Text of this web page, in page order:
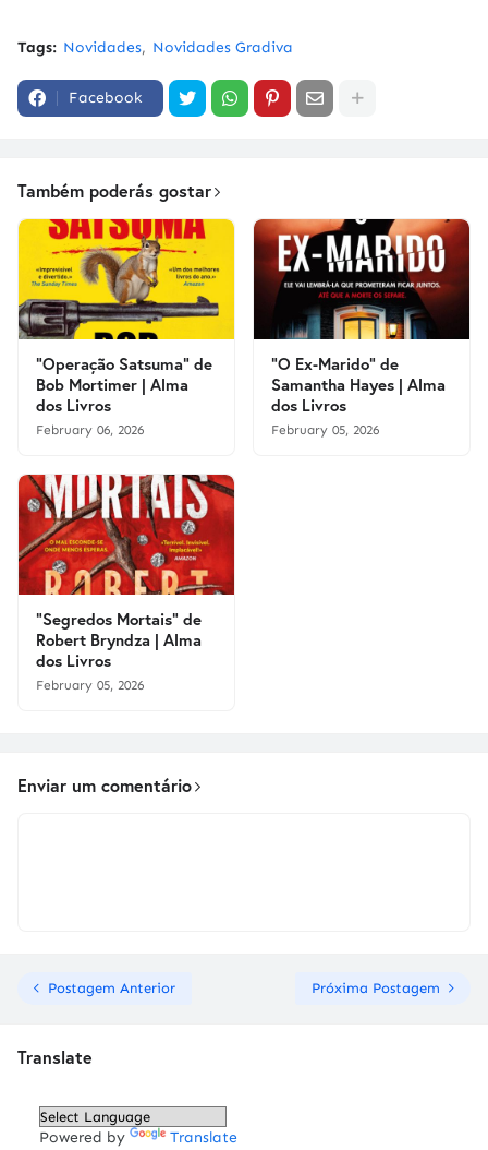
Tags: Novidades Novidades Gradiva
Facebook
Também poderás gostar
"Operação Satsuma" de
Bob Mortimer | Alma
dos Livros
February 06, 2026
"O Ex-Marido" de
Samantha Hayes | Alma
dos Livros
February 05, 2026
"Segredos Mortais" de
Robert Bryndza | Alma
dos Livros
February 05, 2026
Enviar um comentário
Postagem Anterior Próxima Postagem
Translate
Powered by Translate